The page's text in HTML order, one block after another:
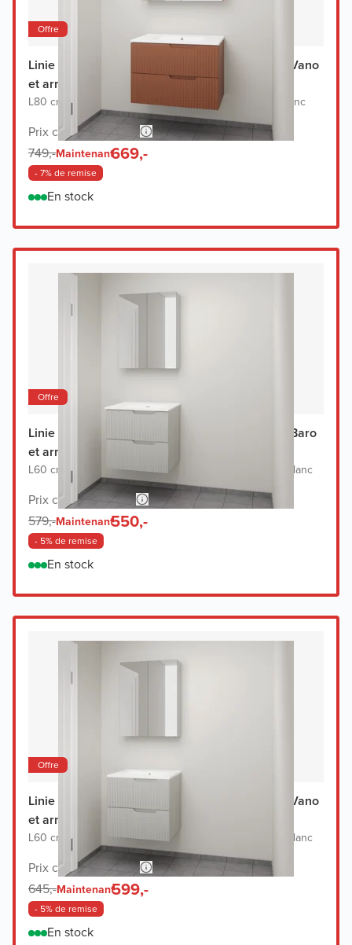
Offre
Linie Ribbo meuble salle de bains avec lavabo Vano
et armoir de toilette
L80 cm x P46 cm Meuble sous-lavabo cotto Lavabo blanc
Prix conseillé 1.468,-
749,-Maintenant669,-
- 7% de remise
En stock
Offre
Linie Ribbo meuble salle de bains avec lavabo Baro
et armoir de toilette
L60 cm x P46 cm Meuble sous-lavabo greige Lavabo blanc
Prix conseillé 1.148,-
579,-Maintenant550,-
- 5% de remise
En stock
Offre
Linie Ribbo meuble salle de bains avec lavabo Vano
et armoir de toilette
L60 cm x P46 cm Meuble sous-lavabo greige Lavabo blanc
Prix conseillé 1.268,-
645,-Maintenant599,-
- 5% de remise
En stock